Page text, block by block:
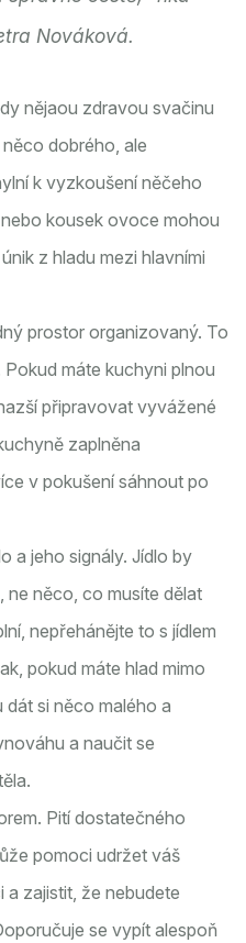
Nováková.
nějaou zdravou svačinu
dobrého, ale
k vyzkoušení něčeho
kousek ovoce mohou
z hladu mezi hlavními
prostor organizovaný. To
máte kuchyni plnou
připravovat vyvážené
zaplněna
v pokušení sáhnout po
a jeho signály. Jídlo by
ne něco, co musíte dělat
nepřehánějte to s jídlem
pokud máte hlad mimo
si něco malého a
a naučit se
Pití dostatečného
pomoci udržet váš
zajistit, že nebudete
se vypít alespoň